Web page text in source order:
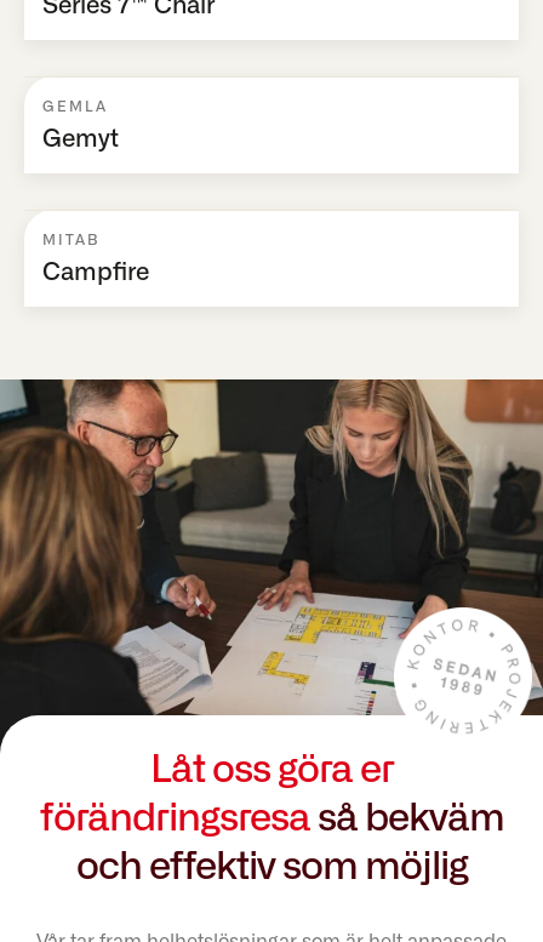
Series 7™ Chair
GEMLA
Gemyt
MITAB
Campfire
Låt oss göra er
förändringsresa så bekväm
och effektiv som möjlig